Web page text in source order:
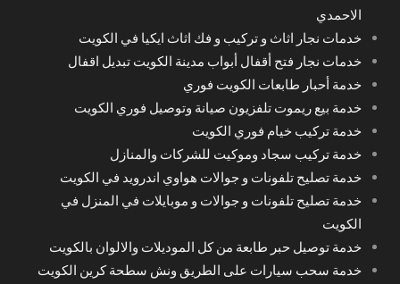
الاحمدي
خدمات نجار اثاث و تركيب و فك اثاث ايكيا في الكويت
خدمات نجار فتح أقفال أبواب مدينة الكويت تبديل اقفال
خدمة أحبار طابعات الكويت فوري
خدمة بيع ريموت تلفزيون صيانة وتوصيل فوري الكويت
خدمة تركيب خيام فوري الكويت
خدمة تركيب سجاد وموكيت للشركات والمنازل
خدمة تصليح تلفونات و جوالات هواوي اندرويد في الكويت
خدمة تصليح تلفونات و جوالات و موبايلات في المنزل في
الكويت
خدمة توصيل حبر طابعة من كل الموديلات والالوان بالكويت
خدمة سحب سيارات على الطريق ونش سطحة كرين الكويت